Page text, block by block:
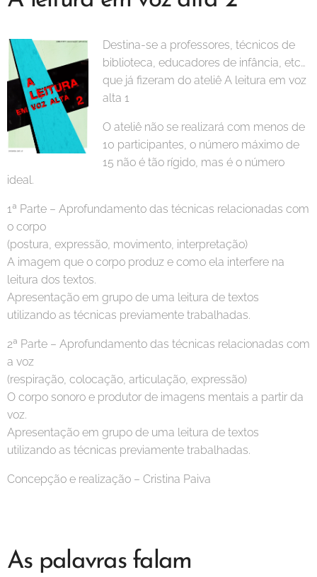
Destina-se a professores, técnicos de
biblioteca, educadores de infância, etc…
que já fizeram do ateliê A leitura em voz
alta 1
O ateliê não se realizará com menos de
10 participantes, o número máximo de
15 não é tão rígido, mas é o número
ideal.
1ª Parte – Aprofundamento das técnicas relacionadas com
o corpo
(postura, expressão, movimento, interpretação)
A imagem que o corpo produz e como ela interfere na
leitura dos textos.
Apresentação em grupo de uma leitura de textos
utilizando as técnicas previamente trabalhadas.
2ª Parte – Aprofundamento das técnicas relacionadas com
a voz
(respiração, colocação, articulação, expressão)
O corpo sonoro e produtor de imagens mentais a partir da
voz.
Apresentação em grupo de uma leitura de textos
utilizando as técnicas previamente trabalhadas.
Concepção e realização – Cristina Paiva
As palavras falam